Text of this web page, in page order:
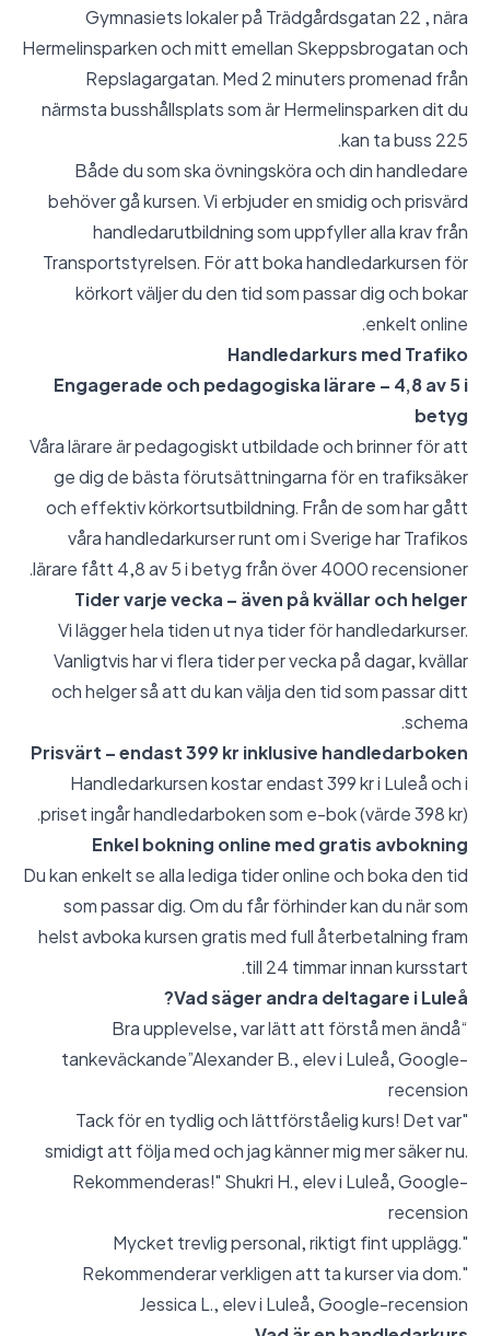
Gymnasiets lokaler på Trädgårdsgatan 22 , nära
Hermelinsparken och mitt emellan Skeppsbrogatan och
Repslagargatan. Med 2 minuters promenad från
närmsta busshållsplats som är Hermelinsparken dit du
kan ta buss 225.
Både du som ska övningsköra och din handledare
behöver gå kursen. Vi erbjuder en smidig och prisvärd
handledarutbildning som uppfyller alla krav från
Transportstyrelsen. För att boka handledarkursen för
körkort väljer du den tid som passar dig och bokar
enkelt online.
Handledarkurs med Trafiko
Engagerade och pedagogiska lärare – 4,8 av 5 i
betyg
Våra lärare är pedagogiskt utbildade och brinner för att
ge dig de bästa förutsättningarna för en trafiksäker
och effektiv körkortsutbildning. Från de som har gått
våra handledarkurser runt om i Sverige har Trafikos
lärare fått 4,8 av 5 i betyg från över 4000 recensioner.
Tider varje vecka – även på kvällar och helger
Vi lägger hela tiden ut nya tider för handledarkurser.
Vanligtvis har vi flera tider per vecka på dagar, kvällar
och helger så att du kan välja den tid som passar ditt
schema.
Prisvärt – endast 399 kr inklusive handledarboken
Handledarkursen kostar endast 399 kr i Luleå och i
priset ingår handledarboken som e-bok (värde 398 kr).
Enkel bokning online med gratis avbokning
Du kan enkelt se alla lediga tider online och boka den tid
som passar dig. Om du får förhinder kan du när som
helst avboka kursen gratis med full återbetalning fram
till 24 timmar innan kursstart.
Vad säger andra deltagare i Luleå?
“Bra upplevelse, var lätt att förstå men ändå
tankeväckande”Alexander B., elev i Luleå,Google-
recension
"Tack för en tydlig och lättförståelig kurs! Det var
smidigt att följa med och jag känner mig mer säker nu.
Rekommenderas!" Shukri H., elev i Luleå,Google-
recension
"Mycket trevlig personal, riktigt fint upplägg.
Rekommenderar verkligen att ta kurser via dom."
Jessica L., elev i Luleå,Google-recension